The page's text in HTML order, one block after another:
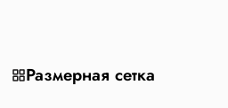
Размерная сетка